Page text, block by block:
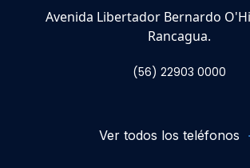
Avenida Libertador Bernardo
Rancagua.
(56) 22903 0000
Ver todos los teléfonos